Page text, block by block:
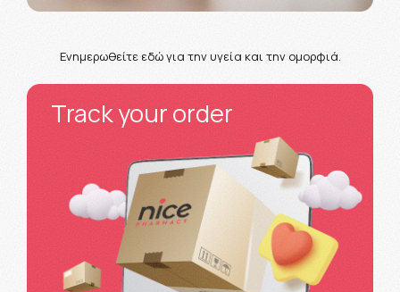
Ενημερωθείτε εδώ για την υγεία και την ομορφιά.
Track your order